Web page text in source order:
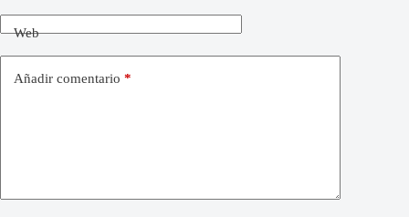
Web
Añadir comentario *